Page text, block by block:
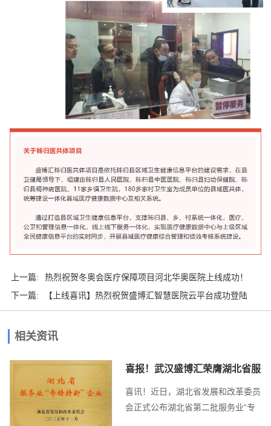
上一篇:
热烈祝贺冬奥会医疗保障项目河北华奥医院上线成功！
下一篇:
【上线喜讯】热烈祝贺盛博汇智慧医院云平台成功登陆
连云港第四人...
相关资讯
喜报！武汉盛博汇荣膺湖北省服
务业“专精特...
喜讯！近日，湖北省发展和改革委员
会正式公布湖北省第二批服务业“专